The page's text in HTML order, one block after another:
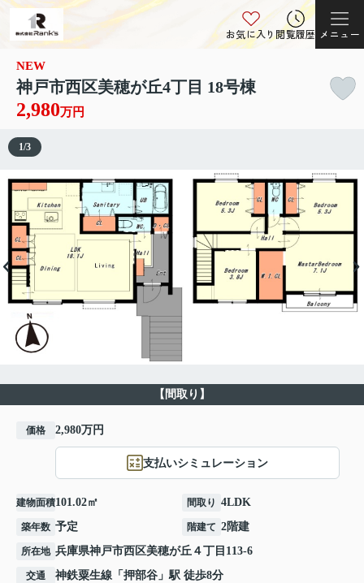
お気に入り閲覧履歴 メニュー
NEW
神戸市西区美穂が丘4丁目 18号棟
2,980万円
【間取り】
1/3
価格 2,980万円
支払いシミュレーション
建物面積101.02㎡ 間取り 4LDK
築年数 予定 階建て 2階建
所在地 兵庫県神戸市西区美穂が丘 ４丁目113-6
交通 神鉄粟生線 「 押部谷 」駅 徒歩8分